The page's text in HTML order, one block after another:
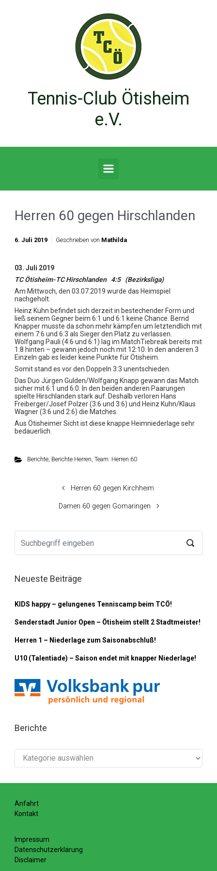
Tennis-Club Ötisheim
e.V.
Herren 60 gegen Hirschlanden
6. Juli 2019 Geschrieben von Mathilda
03. Juli 2019
TCÖtisheim-TC Hirschlanden 4:5 (Bezirksliga)
Am Mittwoch, den 03.07.2019 wurde das Heimspiel
nachgeholt.
Heinz Kuhn befindet sich derzeit in bestechender Form und
ließ seinem Gegner beim 6:1 und 6:1 keine Chance. Bernd
Knapper musste da schon mehr kämpfen um letztendlich mit
einem 7:6 und 6:3 als Sieger den Platz zu verlassen.
Wolfgang Pauli (4:6 und 6:1) lag im MatchTiebreak bereits mit
1:8 hinten – gewann jedoch noch mit 12:10. In den anderen 3
Einzeln gab es leider keine Punkte für Ötisheim.
Somit stand es vor den Doppeln 3:3 unentschieden.
Das Duo Jürgen Gulden/Wolfgang Knapp gewann das Match
sicher mit 6:1 und 6:0. In den beiden anderen Paarungen
spielte Hirschlanden stark auf. Deshalb verloren Hans
Freiberger/Josef Polzer (3:6 und 3:6) und Heinz Kuhn/Klaus
Wagner (3:6 und 2:6) die Matches.
Aus Ötisheimer Sicht ist diese knappe Heimniederlage sehr
bedauerlich.
Berichte, Berichte Herren, Team: Herren 60
Herren 60 gegen Kirchheim
Damen 60 gegen Gomaringen
Neueste Beiträge
KIDS happy – gelungenes Tenniscamp beim TCÖ!
Senderstadt Junior Open – Ötisheim stellt 2 Stadtmeister!
Herren 1 – Niederlage zum Saisonabschluß!
U10 (Talentiade) – Saison endet mit knapper Niederlage!
Berichte
Berichte
Anfahrt
Kontakt
Impressum
Datenschutzerklärung
Disclaimer